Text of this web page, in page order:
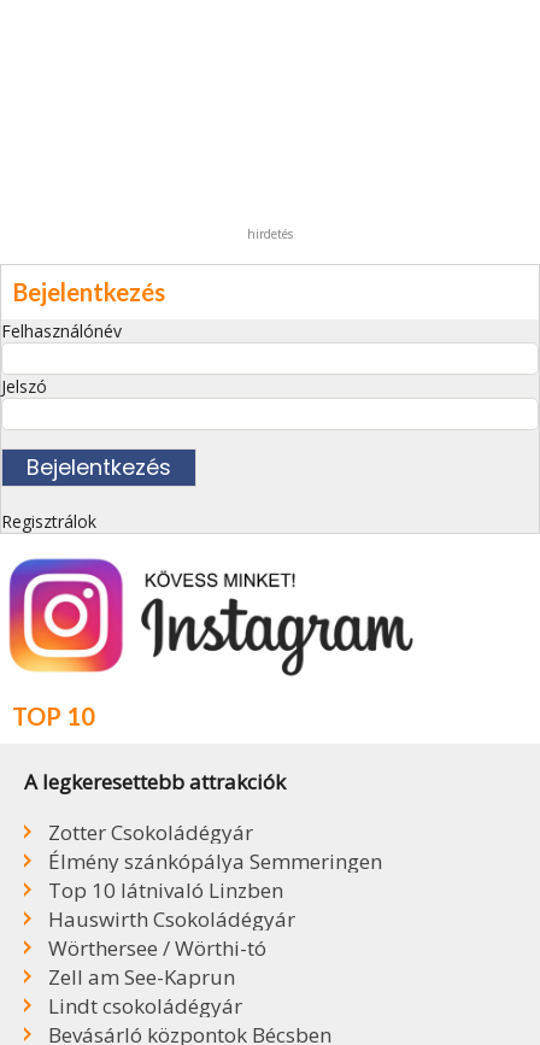
hirdetés
Bejelentkezés
Felhasználónév
Jelszó
Regisztrálok
TOP 10
A legkeresettebb attrakciók
Zotter Csokoládégyár
Élmény szánkópálya Semmeringen
Top 10 látnivaló Linzben
Hauswirth Csokoládégyár
Wörthersee / Wörthi-tó
Zell am See-Kaprun
Lindt csokoládégyár
Bevásárló központok Bécsben